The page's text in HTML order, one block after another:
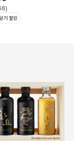
)
기 할인